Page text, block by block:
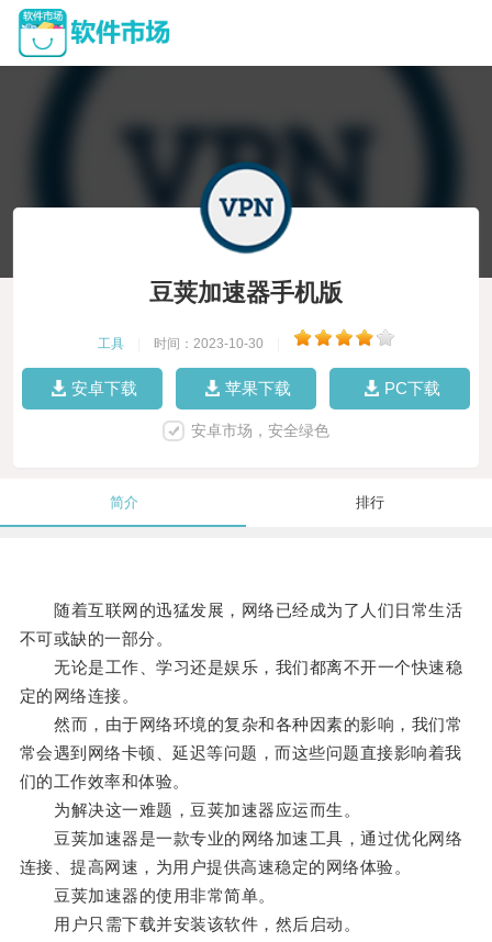
豆荚加速器手机版
工具 时间：2023-10-30
安卓下载 苹果下载 PC下载
安卓市场，安全绿色
简介 排行
随着互联网的迅猛发展，网络已经成为了人们日常生活
不可或缺的一部分。
无论是工作、学习还是娱乐，我们都离不开一个快速稳
定的网络连接。
然而，由于网络环境的复杂和各种因素的影响，我们常
常会遇到网络卡顿、延迟等问题，而这些问题直接影响着我
们的工作效率和体验。
为解决这一难题，豆荚加速器应运而生。
豆荚加速器是一款专业的网络加速工具，通过优化网络
连接、提高网速，为用户提供高速稳定的网络体验。
豆荚加速器的使用非常简单。
用户只需下载并安装该软件，然后启动。